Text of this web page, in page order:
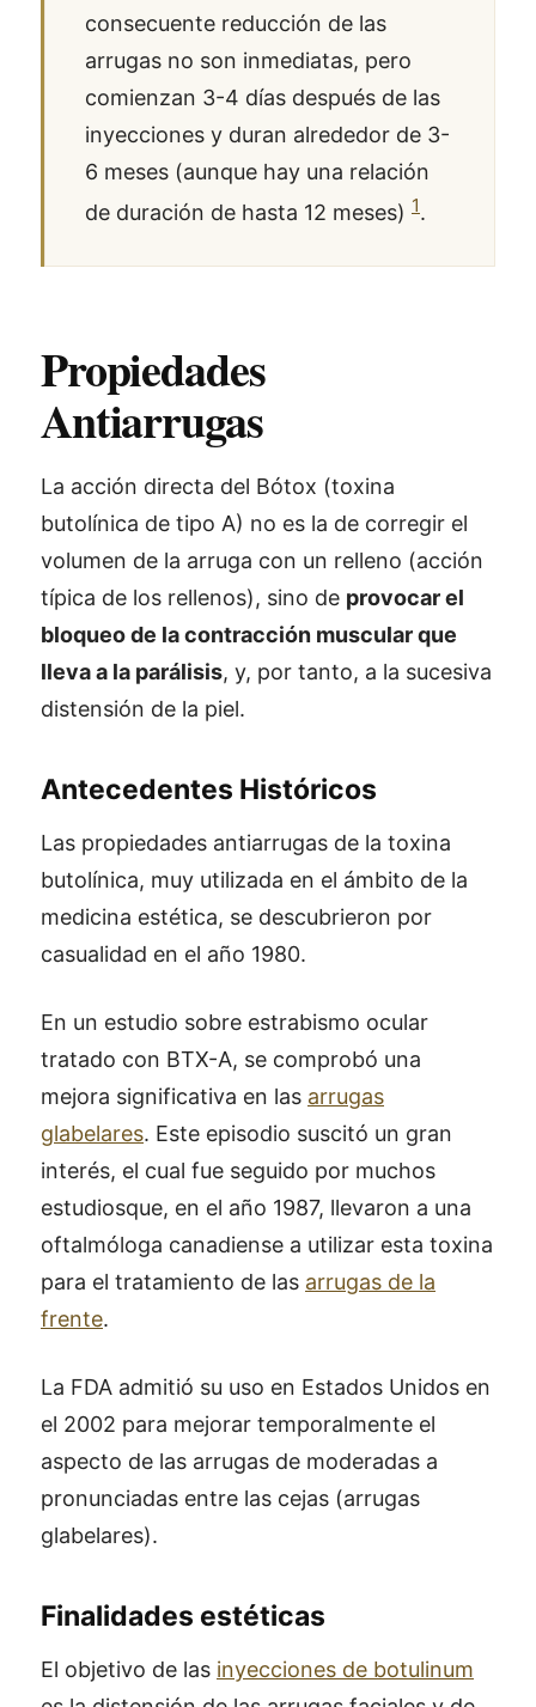
consecuente reducción de las
arrugas no son inmediatas, pero
comienzan 3-4 días después de las
inyecciones y duran alrededor de 3-
6 meses (aunque hay una relación
de duración de hasta 12 meses) 1.
Propiedades
Antiarrugas
La acción directa del Bótox (toxina
butolínica de tipo A) no es la de corregir el
volumen de la arruga con un relleno (acción
típica de los rellenos), sino de provocar el
bloqueo de la contracción muscular que
lleva a la parálisis, y, por tanto, a la sucesiva
distensión de la piel.
Antecedentes Históricos
Las propiedades antiarrugas de la toxina
butolínica, muy utilizada en el ámbito de la
medicina estética, se descubrieron por
casualidad en el año 1980.
En un estudio sobre estrabismo ocular
tratado con BTX-A, se comprobó una
mejora significativa en las arrugas
glabelares. Este episodio suscitó un gran
interés, el cual fue seguido por muchos
estudiosque, en el año 1987, llevaron a una
oftalmóloga canadiense a utilizar esta toxina
para el tratamiento de las arrugas de la
frente.
La FDA admitió su uso en Estados Unidos en
el 2002 para mejorar temporalmente el
aspecto de las arrugas de moderadas a
pronunciadas entre las cejas (arrugas
glabelares).
Finalidades estéticas
El objetivo de las inyecciones de botulinum